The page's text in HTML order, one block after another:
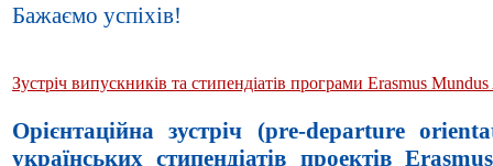
Бажаємо успіхів!
Зустріч випускників та стипендіатів програми Erasmus
Орієнтаційна зустріч (pre-departure
українських стипендіатів проектів